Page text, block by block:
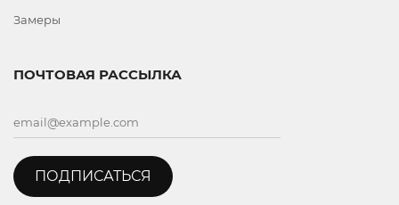
Замеры
ПОЧТОВАЯ РАССЫЛКА
ПОДПИСАТЬСЯ